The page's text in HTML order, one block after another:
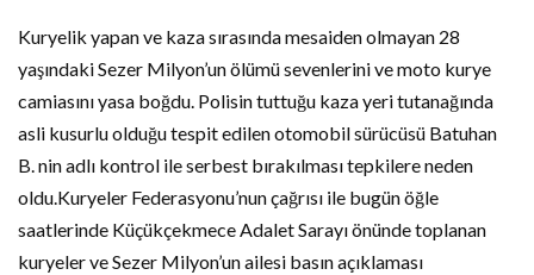
Kuryelik yapan ve kaza sırasında mesaiden olmayan 28
yaşındaki Sezer Milyon’un ölümü sevenlerini ve moto kurye
camiasını yasa boğdu. Polisin tuttuğu kaza yeri tutanağında
asli kusurlu olduğu tespit edilen otomobil sürücüsü Batuhan
B. nin adlı kontrol ile serbest bırakılması tepkilere neden
oldu.Kuryeler Federasyonu’nun çağrısı ile bugün öğle
saatlerinde Küçükçekmece Adalet Sarayı önünde toplanan
kuryeler ve Sezer Milyon’un ailesi basın açıklaması